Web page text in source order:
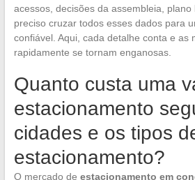
acessos, decisões da assembleia,
preciso cruzar todos esses dados para
confiável. Aqui, cada detalhe conta e as
rapidamente se tornam enganosas.
Quanto custa uma
estacionamento
cidades e os tipos
estacionamento?
O mercado de estacionamento em